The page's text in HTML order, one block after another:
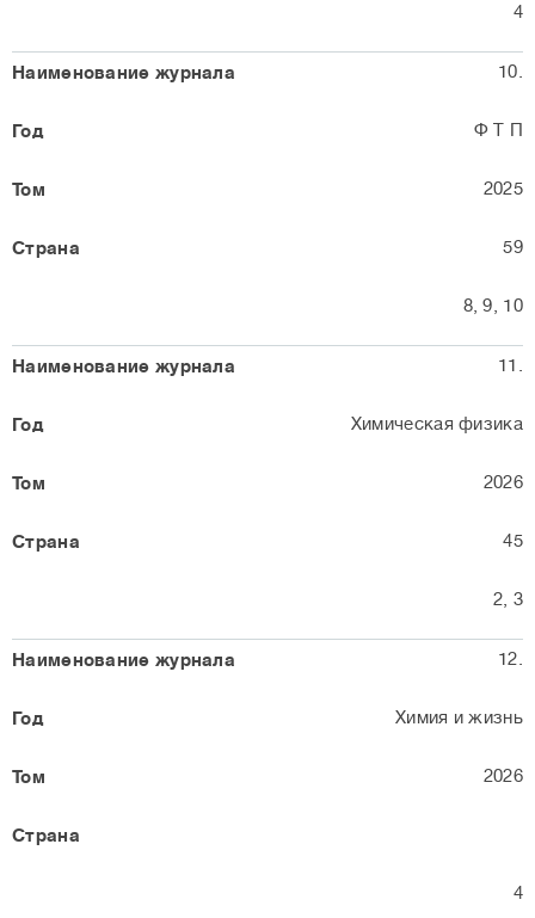
4
10.
Ф Т П
2025
59
8, 9, 10
11.
Химическая физика
2026
45
2, 3
12.
Химия и жизнь
2026
4